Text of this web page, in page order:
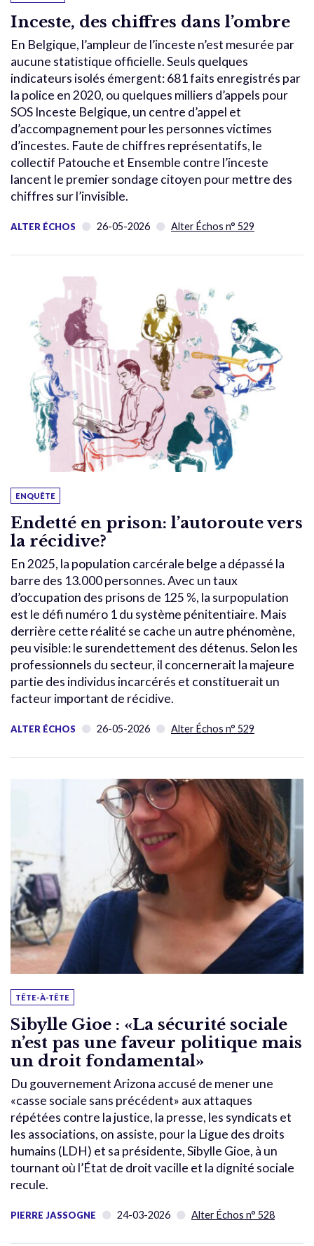
Inceste, des chiffres dans l’ombre
En Belgique, l’ampleur de l’inceste n’est mesurée par
aucune statistique officielle. Seuls quelques
indicateurs isolés émergent: 681 faits enregistrés par
la police en 2020, ou quelques milliers d’appels pour
SOS Inceste Belgique, un centre d’appel et
d’accompagnement pour les personnes victimes
d’incestes. Faute de chiffres représentatifs, le
collectif Patouche et Ensemble contre l’inceste
lancent le premier sondage citoyen pour mettre des
chiffres sur l’invisible.
ALTER ÉCHOS 26-05-2026 Alter Échos n° 529
ENQUÊTE
Endetté en prison: l’autoroute vers
la récidive?
En 2025, la population carcérale belge a dépassé la
barre des 13.000 personnes. Avec un taux
d’occupation des prisons de 125 %, la surpopulation
est le défi numéro 1 du système pénitentiaire. Mais
derrière cette réalité se cache un autre phénomène,
peu visible: le surendettement des détenus. Selon les
professionnels du secteur, il concernerait la majeure
partie des individus incarcérés et constituerait un
facteur important de récidive.
ALTER ÉCHOS 26-05-2026 Alter Échos n° 529
TÊTE-À-TÊTE
Sibylle Gioe : «La sécurité sociale
n’est pas une faveur politique mais
un droit fondamental»
Du gouvernement Arizona accusé de mener une
«casse sociale sans précédent» aux attaques
répétées contre la justice, la presse, les syndicats et
les associations, on assiste, pour la Ligue des droits
humains (LDH) et sa présidente, Sibylle Gioe, à un
tournant où l’État de droit vacille et la dignité sociale
recule.
PIERRE JASSOGNE 24-03-2026 Alter Échos n° 528